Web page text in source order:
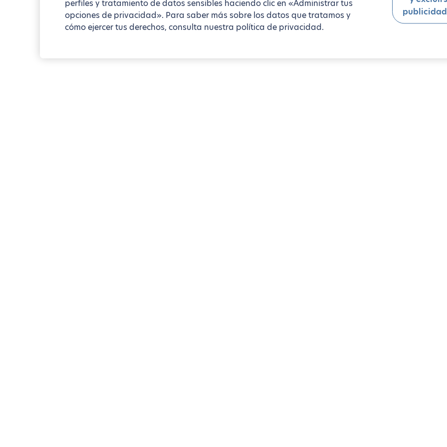
perfiles y tratamiento de datos sensibles haciendo clic en «Administrar tus
opciones de privacidad». Para saber más sobre los datos que tratamos y
cómo ejercer tus derechos, consulta nuestra política de privacidad.